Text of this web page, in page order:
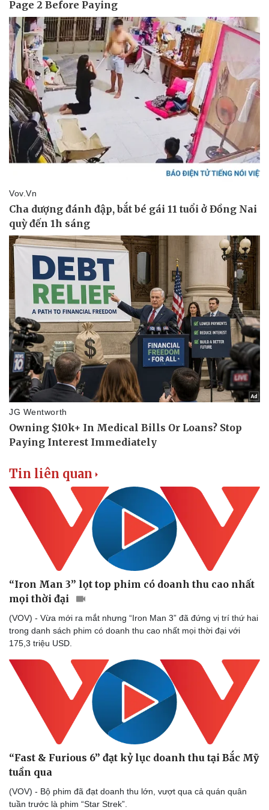
Bóng đá
Lịch thi đấu bóng đá
Thế giới thể thao
eSports
Hậu trường
Xe máy
Tư vấn
Doanh nghiệp
Thông tin doanh nghiệp
Doanh nghiệp 24h
Doanh nhân
Sành điệu
Tin Công nghệ
Tin liên quan
“Iron Man 3” lọt top phim có doanh thu cao nhất
mọi thời đại
(VOV) - Vừa mới ra mắt nhưng “Iron Man 3” đã đứng vị trí thứ hai
trong danh sách phim có doanh thu cao nhất mọi thời đại với
175,3 triệu USD.
“Fast & Furious 6” đạt kỷ lục doanh thu tại Bắc Mỹ
tuần qua
(VOV) - Bộ phim đã đạt doanh thu lớn, vượt qua cả quán quân
tuần trước là phim “Star Strek”.